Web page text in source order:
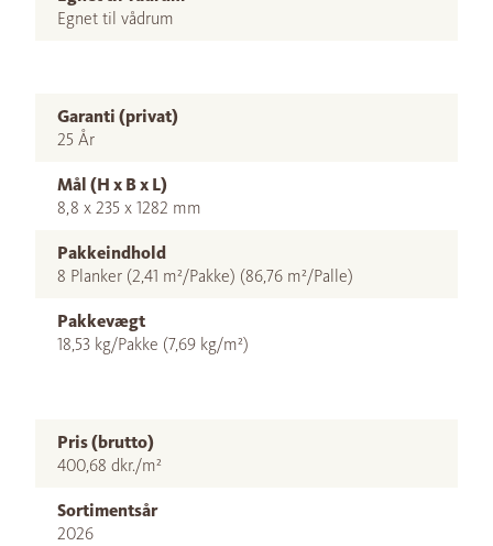
Egnet til vådrum
Garanti (privat)
25 År
Mål (H x B x L)
8,8 x 235 x 1282 mm
Pakkeindhold
8 Planker (2,41 m²/Pakke) (86,76 m²/Palle)
Pakkevægt
18,53 kg/Pakke (7,69 kg/m²)
Pris (brutto)
400,68 dkr./m²
Sortimentsår
2026